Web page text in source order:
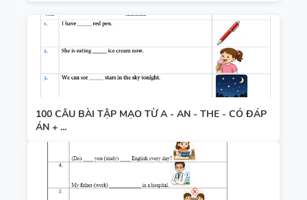
100 CÂU BÀI TẬP MẠO TỪ A - AN - THE - CÓ ĐÁP
ÁN + ...